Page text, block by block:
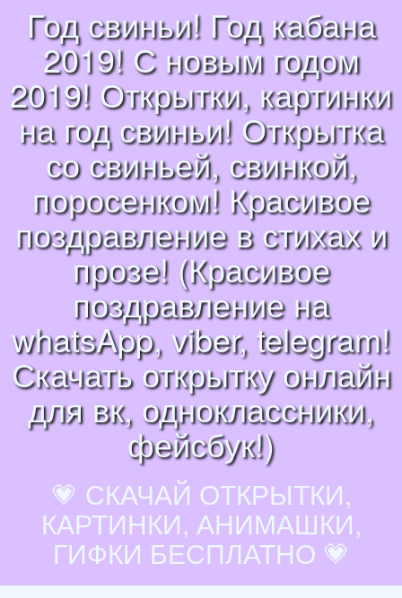
Год свиньи! Год кабана
2019! С новым годом
2019! Открытки, картинки
на год свиньи! Открытка
со свиньей, свинкой,
поросенком! Красивое
поздравление в стихах и
прозе! (Красивое
поздравление на
whatsApp, viber, telegram!
Скачать открытку онлайн
для вк, одноклассники,
фейсбук!)
💗 СКАЧАЙ ОТКРЫТКИ,
КАРТИНКИ, АНИМАШКИ,
ГИФКИ БЕСПЛАТНО 💗